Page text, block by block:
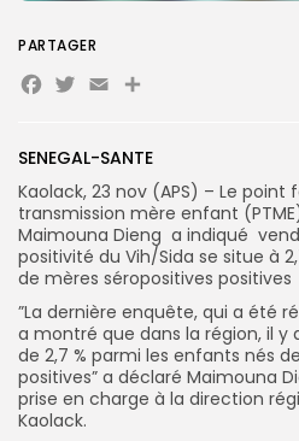
for:
FR
SENEGAL-SANTE
Kaolack, 23 nov (APS) – Le
transmission mère enfant
Maimouna Dieng a indiqué
positivité du Vih/Sida se situe à
de mères séropositives positives
”La dernière enquête, qui a été
a montré que dans la région, il
de 2,7 % parmi les enfants nés
positives” a déclaré Maimouna
prise en charge à la direction
Kaolack.
PARTAGER
Facebook
Twitter
EmailPartager